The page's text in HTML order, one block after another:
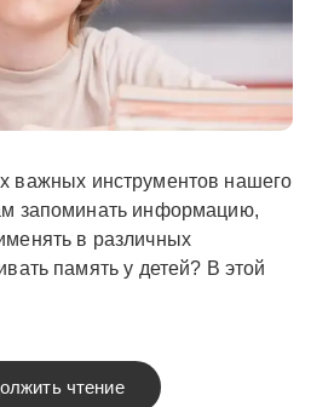
запоминать информацию,
в различных
память у детей? В этой
чтение